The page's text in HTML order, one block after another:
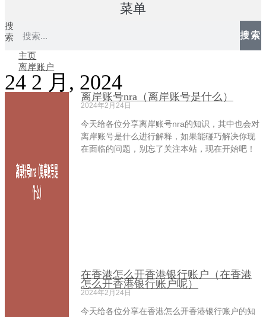
菜单
搜
索
搜索
主页
离岸账户
24 2 月, 2024
离岸账号nra（离岸账号是什么）
2024年2月24日
今天给各位分享离岸账号nra的知识，其中也会对
离岸账号是什么进行解释，如果能碰巧解决你现
在面临的问题，别忘了关注本站，现在开始吧！
在香港怎么开香港银行账户（在香港
怎么开香港银行账户呢）
2024年2月24日
今天给各位分享在香港怎么开香港银行账户的知